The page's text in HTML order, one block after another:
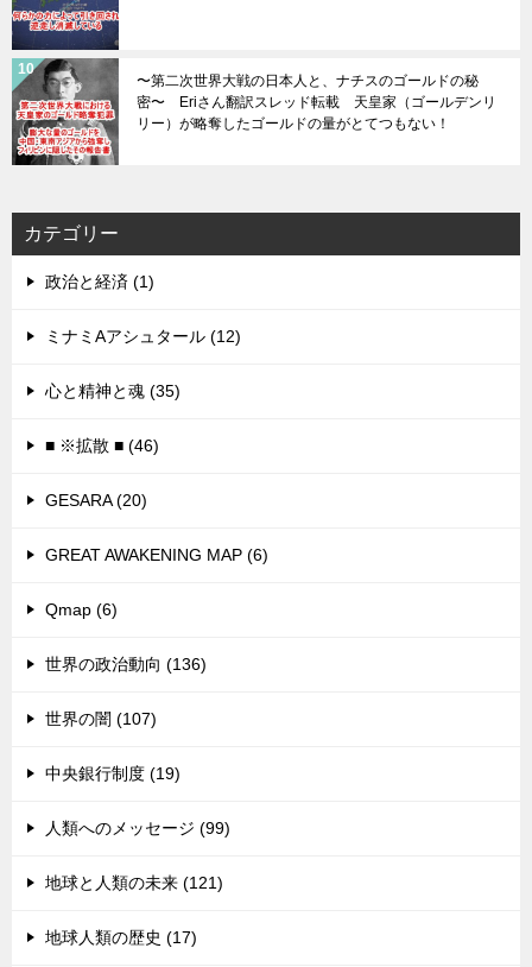
〜第二次世界大戦の日本人と、ナチスのゴールドの秘
密〜 Eriさん翻訳スレッド転載 天皇家（ゴールデンリ
リー）が略奪したゴールドの量がとてつもない！
カテゴリー
政治と経済 (1)
ミナミAアシュタール (12)
心と精神と魂 (35)
■ ※拡散 ■ (46)
GESARA (20)
GREAT AWAKENING MAP (6)
Qmap (6)
世界の政治動向 (136)
世界の闇 (107)
中央銀行制度 (19)
人類へのメッセージ (99)
地球と人類の未来 (121)
地球人類の歴史 (17)